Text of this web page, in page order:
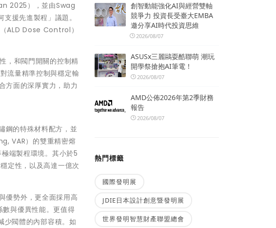
2025），並由Swag
援先進製程」議題。
ALD Dose Control）
，和閥門開關的控制精
流量精準控制與穩定輸
方面的深厚實力，助力
的特殊材料配方，並
VAR）的雙重精密熔
端製程環境。其小於5
定性，以及高達一億次
優勢外，更全面採用高
與優異性能。更值得
少閥體的內部容積。如
創智動能強化AI與經營雙軸
競爭力 投資長受臺大EMBA
邀分享AI時代投資思維
2026/08/07
ASUSx三麗鷗耍酷聯萌 潮玩
開學祭搶抱AI筆電！
2026/08/07
AMD公佈2026年第2季財務
報告
2026/08/07
熱門標籤
國際發明展
JDIE日本設計創意暨發明展
世界發明智慧財產聯盟總會